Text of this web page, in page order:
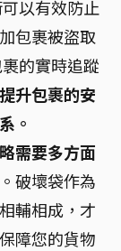
以有效防止
包裹被盜取
的實時追蹤
升包裹的安
。
需要多方面
破壞袋作為
輔相成，才
障您的貨物